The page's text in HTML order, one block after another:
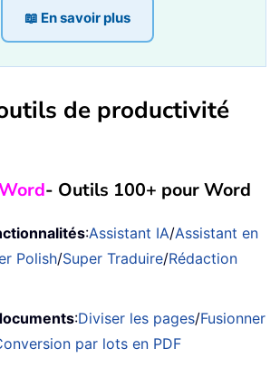
📖 En savoir plus
de productivité
- Outils 100+ pour Word
:Assistant IA/Assistant en
Polish/Super Traduire/Rédaction
:Diviser les pages/Fusionner
par lots en PDF